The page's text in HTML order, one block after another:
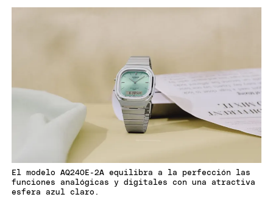
El modelo AQ240E-2A equilibra a la perfección las
funciones analógicas y digitales con una atractiva
esfera azul claro.